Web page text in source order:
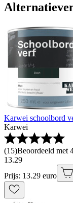
Karwei schoolbord
Karwei
(15)Beoordeeld met
13.29
Prijs: 13.29 euro